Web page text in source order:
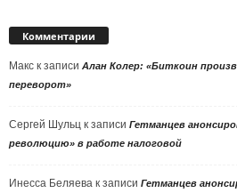
Комментарии
Макс к записи Алан Колер: «Биткоин
переворот»
Сергей Шульц к записи Гетманцев
революцию» в работе налоговой
Инесса Беляева к записи Гетманцев